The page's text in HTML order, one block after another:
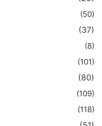
(50)
(37)
(8)
(101)
(80)
(109)
(118)